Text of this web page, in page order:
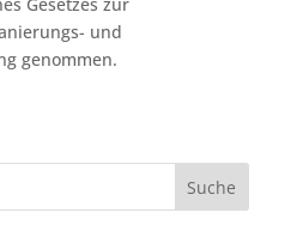
und
genommen.